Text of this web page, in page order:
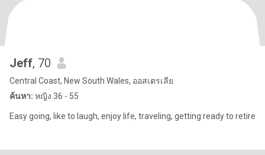
Jeff, 70
Central Coast, New South Wales, ออสเตรเลีย
ค้นหา: หญิง 36 - 55
Easy going, like to laugh, enjoy life, traveling, getting ready to retire